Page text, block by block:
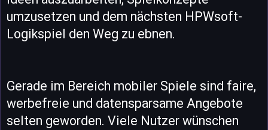
umzusetzen und dem nächsten HPWsoft-
Logikspiel den Weg zu ebnen.
Gerade im Bereich mobiler Spiele sind faire,
werbefreie und datensparsame Angebote
selten geworden. Viele Nutzer wünschen